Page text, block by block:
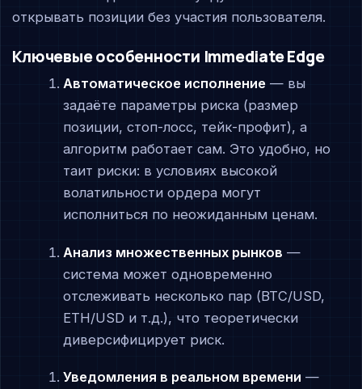
открывать позиции без участия пользователя.
Ключевые особенности Immediate Edge
Автоматическое исполнение— вы
задаёте параметры риска (размер
позиции, стоп-лосс, тейк-профит), а
алгоритм работает сам. Это удобно, но
таит риски: в условиях высокой
волатильности ордера могут
исполниться по неожиданным ценам.
Анализ множественных рынков —
система может одновременно
отслеживать несколько пар (BTC/USD,
ETH/USD и т.д.), что теоретически
диверсифицирует риск.
Уведомления в реальном времени —